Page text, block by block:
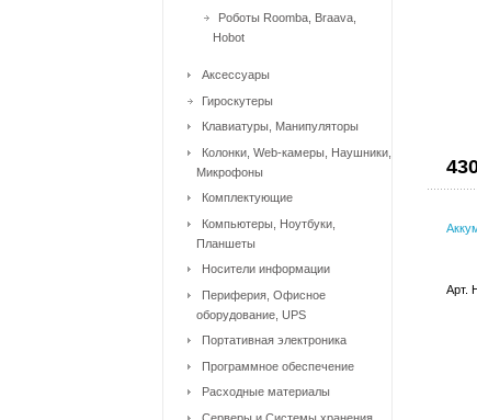
Арт.
Роботы Roomba, Braava,
Hobot
Аксессуары
Гироскутеры
Клавиатуры, Манипуляторы
Колонки, Web-камеры, Наушники,
Микрофоны
Комплектующие
Компьютеры, Ноутбуки,
Планшеты
Носители информации
Периферия, Офисное
оборудование, UPS
Портативная электроника
Программное обеспечение
Расходные материалы
Серверы и Системы хранения